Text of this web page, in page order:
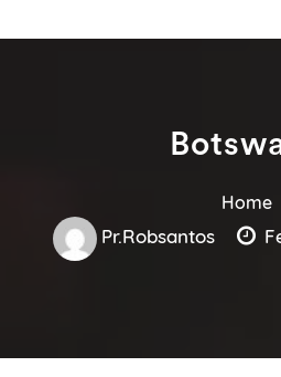
Guia Acesse
Home
Pr.robsantos